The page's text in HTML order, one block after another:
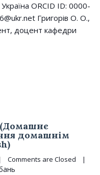
ORCID ID: 0000-
Григорів О. О.,
доцент кафедри
домашнім
Comments are Closed
|